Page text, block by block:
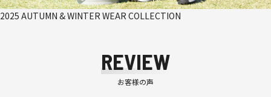
2025 AUTUMN & WINTER WEAR COLLECTION
REVIEW
お客様の声